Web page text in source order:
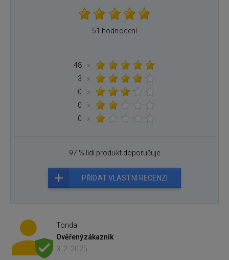
51 hodnocení
48
×
3
×
0
×
0
×
0
×
97 % lidí produkt doporučuje
PŘIDAT VLASTNÍ RECENZI
Tonda
Ověřenýzákazník
3. 2. 2025